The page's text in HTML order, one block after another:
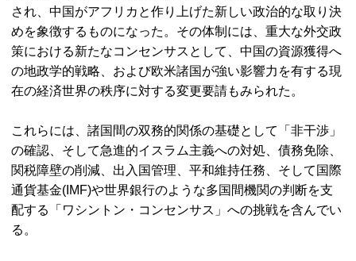
され、中国がアフリカと作り上げた新しい政治的な取り決
めを象徴するものになった。その体制には、重大な外交政
策における新たなコンセンサスとして、中国の資源獲得へ
の地政学的戦略、および欧米諸国が強い影響力を有する現
在の経済世界の秩序に対する変更要請もみられた。
これらには、諸国間の双務的関係の基礎として「非干渉」
の確認、そして急進的イスラム主義への対処、債務免除、
関税障壁の削減、出入国管理、平和維持任務、そして国際
通貨基金(IMF)や世界銀行のような多国間機関の判断を支
配する「ワシントン・コンセンサス」への挑戦を含んでい
る。